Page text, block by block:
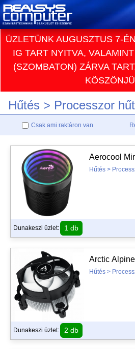
ÜZLETÜNK AUGUSZTUS 7-
IG TART NYITVA,
(SZOMBATON) ZÁRVA
Hűtés > Processzor
Csak ami raktáron van
Aerocool
Hűtés >
Dunakeszi üzlet: 1 db
Arctic
Hűtés >
Dunakeszi üzlet: 2 db